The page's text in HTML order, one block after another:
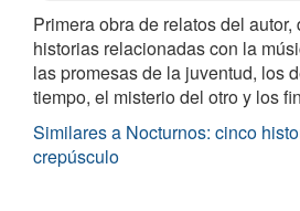
Primera obra de relatos del
historias relacionadas con la
las promesas de la juventud, los
tiempo, el misterio del otro y los
Similares a Nocturnos: cinco
crepúsculo